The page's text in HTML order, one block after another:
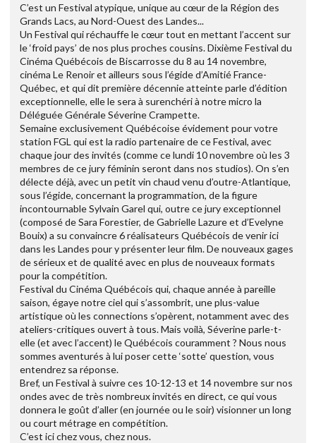
C’est un Festival atypique, unique au cœur de la Région des
Grands Lacs, au Nord-Ouest des Landes...
Un Festival qui réchauffe le cœur tout en mettant l’accent sur
le ‘froid pays’ de nos plus proches cousins. Dixième Festival du
Cinéma Québécois de Biscarrosse du 8 au 14 novembre,
cinéma Le Renoir et ailleurs sous l’égide d’Amitié France-
Québec, et qui dit première décennie atteinte parle d’édition
exceptionnelle, elle le sera à surenchéri à notre micro la
Déléguée Générale Séverine Crampette.
Semaine exclusivement Québécoise évidement pour votre
station FGL qui est la radio partenaire de ce Festival, avec
chaque jour des invités (comme ce lundi 10 novembre où les 3
membres de ce jury féminin seront dans nos studios). On s’en
délecte déjà, avec un petit vin chaud venu d’outre-Atlantique,
sous l’égide, concernant la programmation, de la figure
incontournable Sylvain Garel qui, outre ce jury exceptionnel
(composé de Sara Forestier, de Gabrielle Lazure et d’Evelyne
Bouix) a su convaincre 6 réalisateurs Québécois de venir ici
dans les Landes pour y présenter leur film. De nouveaux gages
de sérieux et de qualité avec en plus de nouveaux formats
pour la compétition.
Festival du Cinéma Québécois qui, chaque année à pareille
saison, égaye notre ciel qui s’assombrit, une plus-value
artistique où les connections s’opèrent, notamment avec des
ateliers-critiques ouvert à tous. Mais voilà, Séverine parle-t-
elle (et avec l’accent) le Québécois couramment ? Nous nous
sommes aventurés à lui poser cette ‘sotte’ question, vous
entendrez sa réponse.
Bref, un Festival à suivre ces 10-12-13 et 14 novembre sur nos
ondes avec de très nombreux invités en direct, ce qui vous
donnera le goût d’aller (en journée ou le soir) visionner un long
ou court métrage en compétition.
C’est ici chez vous, chez nous.